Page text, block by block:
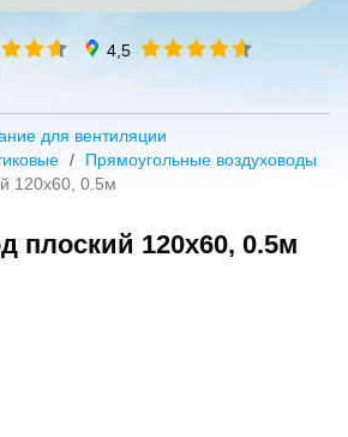
4,5
для вентиляции
Прямоугольные воздуховоды
120х60, 0.5м
плоский 120х60, 0.5м